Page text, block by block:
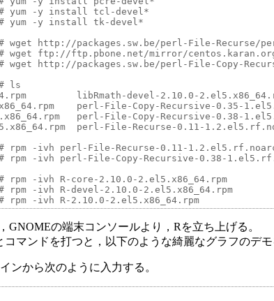
yum -y install tcl-devel*
yum -y install tk-devel*
wget http://packages.sw.be/perl-File-Recurse/
wget ftp://ftp.pbone.net/mirror/
wget http://packages.sw.be/perl-File-Copy-
ls
libRmath-devel-2.10.0-
perl-File-Copy-Recursive-0.35-
perl-File-Copy-Recursive-0.38-
perl-File-Recurse-0.11-
rpm -ivh perl-File-Recurse-0.11-
rpm -ivh perl-File-Copy-Recursive-0.38-
rpm -ivh R-core-2.10.0-2.el5.x86_64.rpm
rpm -ivh R-devel-2.10.0-2.el5.x86_64.rpm
GNOMEの端末コンソールより，Rを立ち上げる。
コマンドを打つと，以下のような綺麗なグラフのデ
ンから次のように入力する。